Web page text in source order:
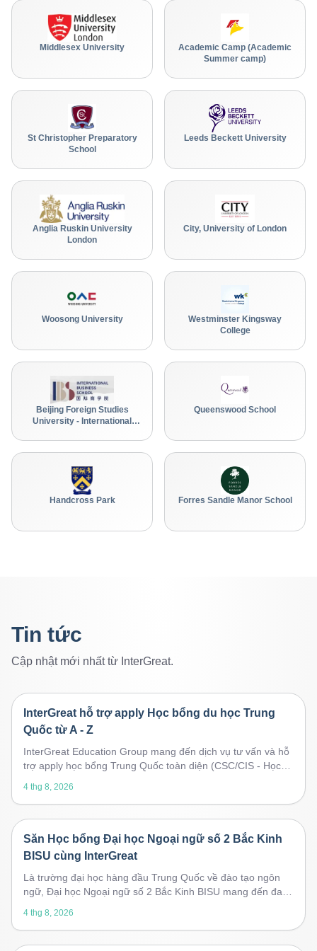
Middlesex University
Academic Camp (Academic
Summer camp)
St Christopher Preparatory
School
Leeds Beckett University
Anglia Ruskin University
London
City, University of London
Woosong University
Westminster Kingsway
College
Beijing Foreign Studies
University - International
大学国际商学院 IBS.BFSU
Queenswood School
Handcross Park Forres Sandle Manor School
Tin tức
Cập nhật mới nhất từ InterGreat.
InterGreat hỗ trợ apply Học bổng du học Trung
Quốc từ A - Z
InterGreat Education Group mang đến dịch vụ tư vấn và hỗ
trợ apply học bổng Trung Quốc toàn diện (CSC/CIS - Học
hướng lộ trình tối ưu, chuẩn hóa hồ sơ, luyện phỏng vấn 1-
1, nâng cao tỷ lệ đỗ vào các trường Đại học hàng đầu.
4 thg 8, 2026
Săn Học bổng Đại học Ngoại ngữ số 2 Bắc Kinh
BISU cùng InterGreat
Là trường đại học hàng đầu Trung Quốc về đào tạo ngôn
ngữ, Đại học Ngoại ngữ số 2 Bắc Kinh BISU mang đến đa
CSC/CIS - HB Tỉnh/Thành phố/Trường - HB Đối tác. Cơ hội
Miễn 25-100% học phí, miễn phí KTX, bảo hiểm và trợ cấp.
Vậy từng loại học bổng BISU có điều kiện gì, quyền lợi ra
4 thg 8, 2026